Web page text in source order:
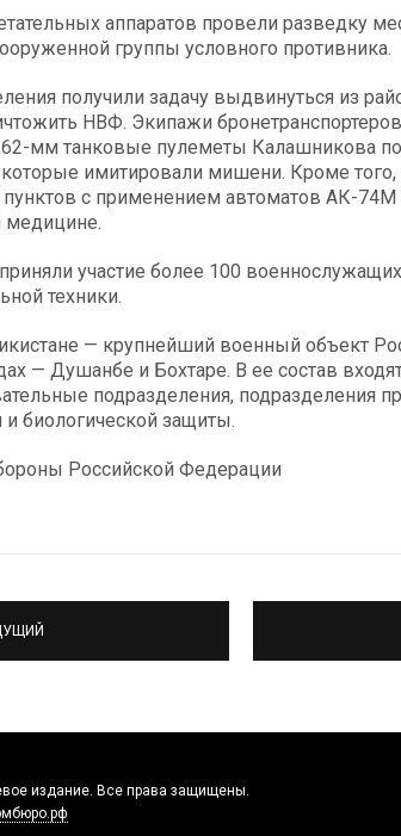
аппаратов провели разведку
группы условного противника.
получили задачу выдвинуться из
НВФ. Экипажи
мм танковые пулеметы Калашникова
имитировали мишени. Кроме
с применением автоматов АК-
медицине.
участие более 100
техники.
— крупнейший военный объект
— Душанбе и Бохтаре. В ее состав
подразделения, подразделения
биологической защиты.
Российской Федерации
издание. Все права защищены.